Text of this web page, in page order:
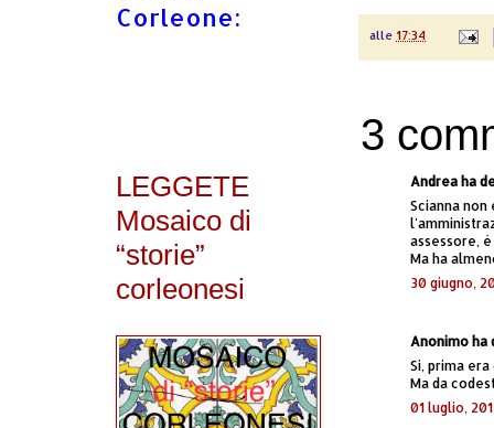
alle 17:34
3
Andrea ha
Scianna
assessore,
Ma ha
30 giugno,
Anonimo ha
Si, prima
Ma da
01 luglio,
Corleone:
LEGGETE
Mosaico di
“storie”
corleonesi